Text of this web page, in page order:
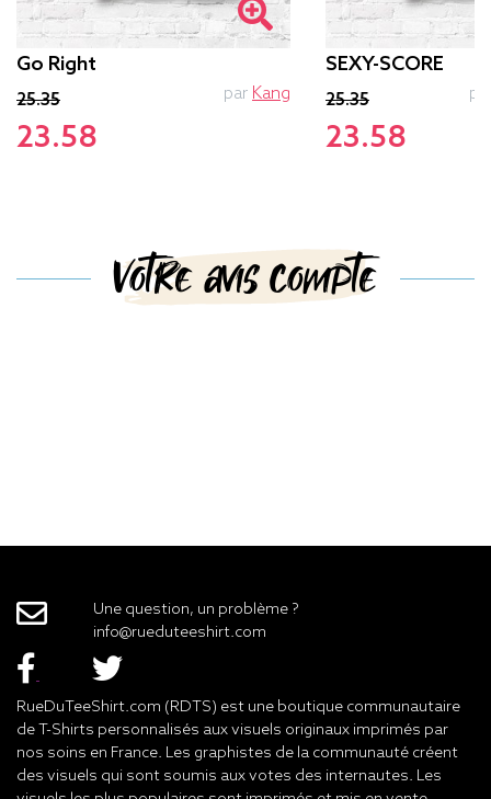
Go Right
25.35
23.58
par Kang
SEXY-SCORE
25.35
23.58
Votre avis compte
Une question, un problème ?
info@rueduteeshirt.com
RueDuTeeShirt.com (RDTS) est une boutique communautaire
de T-Shirts personnalisés aux visuels originaux imprimés par
nos soins en France. Les graphistes de la communauté créent
des visuels qui sont soumis aux votes des internautes. Les